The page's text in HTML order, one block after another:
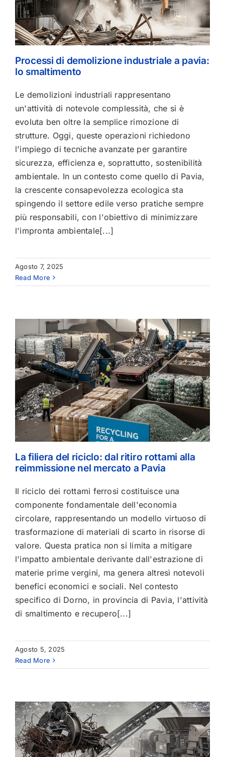
Processi di demolizione industriale a pavia:
lo smaltimento
Le demolizioni industriali rappresentano
un'attività di notevole complessità, che si è
evoluta ben oltre la semplice rimozione di
strutture. Oggi, queste operazioni richiedono
l'impiego di tecniche avanzate per garantire
sicurezza, efficienza e, soprattutto, sostenibilità
ambientale. In un contesto come quello di Pavia,
la crescente consapevolezza ecologica sta
spingendo il settore edile verso pratiche sempre
più responsabili, con l'obiettivo di minimizzare
l'impronta ambientale[...]
Agosto 7, 2025
Read More
La filiera del riciclo: dal ritiro rottami alla
reimmissione nel mercato a Pavia
Il riciclo dei rottami ferrosi costituisce una
componente fondamentale dell'economia
circolare, rappresentando un modello virtuoso di
trasformazione di materiali di scarto in risorse di
valore. Questa pratica non si limita a mitigare
l'impatto ambientale derivante dall'estrazione di
materie prime vergini, ma genera altresì notevoli
benefici economici e sociali. Nel contesto
specifico di Dorno, in provincia di Pavia, l'attività
di smaltimento e recupero[...]
Agosto 5, 2025
Read More